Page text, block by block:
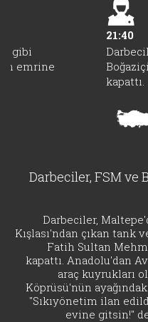
gibi
emrine
21:40
kapattı.
Darbeciler, FSM ve
Darbeciler,
Kışlası'ndan çıkan tank
Fatih Sultan
kapattı. Anadolu'dan
araç kuyrukları
Köprüsü'nün
"Sıkıyönetim ilan
evine gitsin!"